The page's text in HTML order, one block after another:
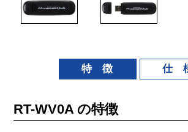
特 徴 仕
RT-WV0A の特徴